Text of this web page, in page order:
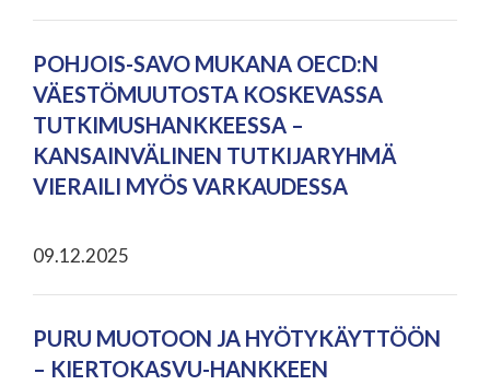
POHJOIS-SAVO MUKANA OECD:N
VÄESTÖMUUTOSTA KOSKEVASSA
TUTKIMUSHANKKEESSA –
KANSAINVÄLINEN TUTKIJARYHMÄ
VIERAILI MYÖS VARKAUDESSA
09.12.2025
PURU MUOTOON JA HYÖTYKÄYTTÖÖN
– KIERTOKASVU-HANKKEEN